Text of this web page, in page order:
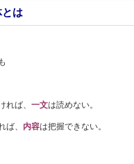
は
れば、 一文は読めない。
ば、 内容は把握できない。